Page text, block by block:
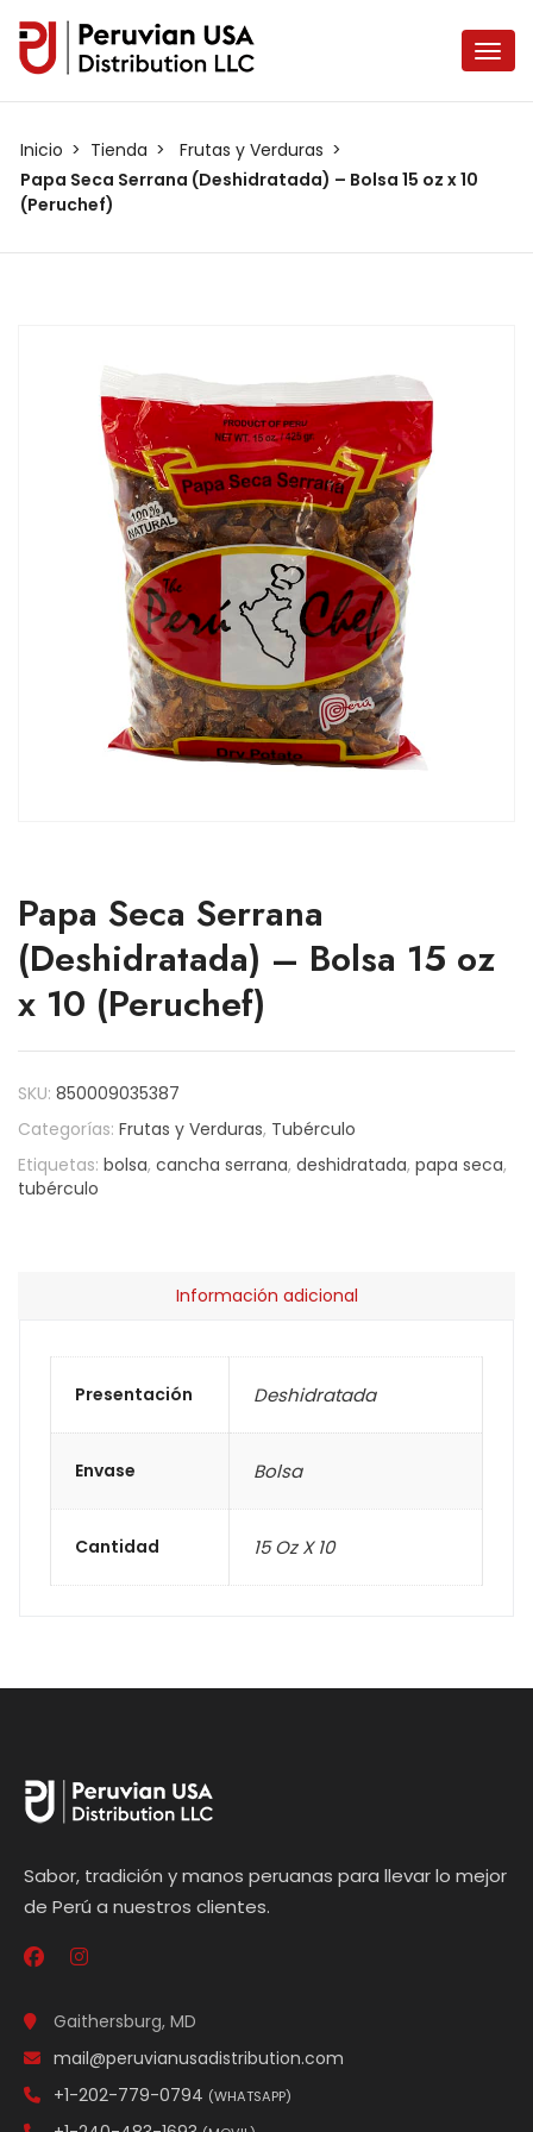
Inicio Tienda
Frutas y Verduras
Papa Seca Serrana (Deshidratada) – Bolsa 15 oz x 10
(Peruchef)
Papa Seca Serrana
(Deshidratada) – Bolsa 15 oz
x 10 (Peruchef)
SKU: 850009035387
Categorías: Frutas y Verduras, Tubérculo
Etiquetas: bolsa, cancha serrana, deshidratada, papa seca,
tubérculo
Información adicional
Presentación Deshidratada
Envase Bolsa
Cantidad 15 Oz X 10
Sabor, tradición y manos peruanas para llevar lo mejor
de Perú a nuestros clientes.
Gaithersburg, MD
mail@peruvianusadistribution.com
+1-202-779-0794 (WHATSAPP)